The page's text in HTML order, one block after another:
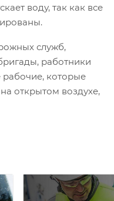
воду, так как все
служб,
работники
рабочие, которые
открытом воздухе,